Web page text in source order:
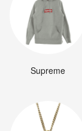
Supreme